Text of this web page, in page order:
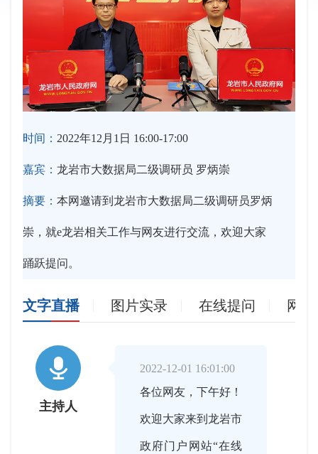
时间： 2022年12月1日 16:00-17:00
嘉宾： 龙岩市大数据局二级调研员 罗炳崇
摘要： 本网邀请到龙岩市大数据局二级调研员罗炳
崇，就e龙岩相关工作与网友进行交流，欢迎大家
踊跃提问。
文字直播 图片实录 在线提问 网

主持人
2022-12-01 16:01:00
各位网友，下午好！
欢迎大家来到龙岩市
政府门户网站“在线